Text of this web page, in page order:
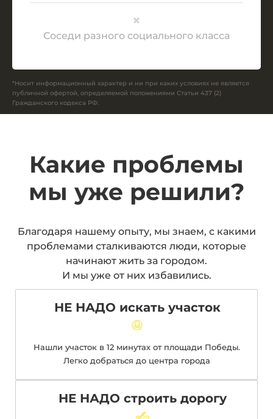
Соседи разного социального класса
*Носит информационный характер и ни при каких условиях не является
публичной офертой, определяемой положениями Статьи 437 (2)
Гражданского кодекса РФ.
Какие проблемы
мы уже решили?
Благодаря нашему опыту, мы знаем, с какими
проблемами сталкиваются люди, которые
начинают жить за городом.
И мы уже от них избавились.
НЕ НАДО искать участок
Нашли участок в 12 минутах от площади Победы.
Легко добраться до центра города
НЕ НАДО строить дорогу